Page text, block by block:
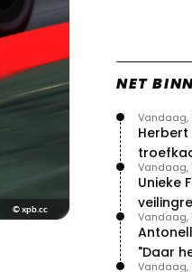
© xpb.cc
NET
bij Red
Vandaag,
Unieke
Vandaag,
"Daar
Vandaag,
Vandaag,